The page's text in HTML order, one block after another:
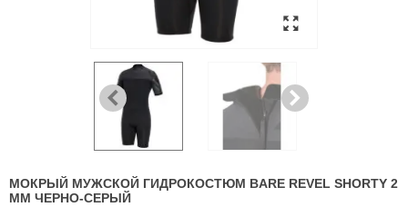
МОКРЫЙ МУЖСКОЙ ГИДРОКОСТЮМ BARE REVEL SHORTY 2
MM ЧЕРНО-СЕРЫЙ